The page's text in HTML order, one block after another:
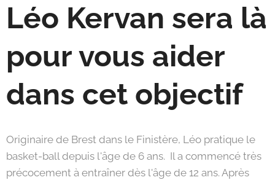
Léo Kervan sera là
pour vous aider
dans cet objectif
Originaire de Brest dans le Finistère, Léo pratique le
basket-ball depuis l'âge de 6 ans. Il a commencé très
précocement à entraîner dès l'âge de 12 ans. Après